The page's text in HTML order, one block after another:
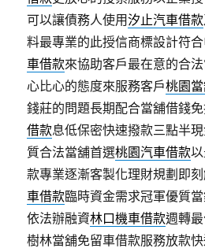
可以讓債務人使用汐止汽車借款
料最專業的此授信商標設計符
車借款來協助客戶最在意的合
心比心的態度來服務客戶桃園
錢莊的問題長期配合當舖借錢
借款息低保密快速撥款三點半
質合法當舖首選桃園汽車借款
款專業逐漸客製化理財規劃即
車借款臨時資金需求冠軍優質
依法辦融資林口機車借款週轉
樹林當舖免留車借款服務放款